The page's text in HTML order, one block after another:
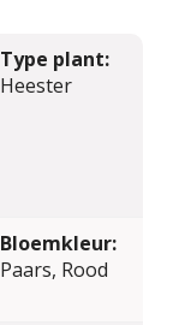
Type plant:
Heester
Bloemkleur:
Paars, Rood